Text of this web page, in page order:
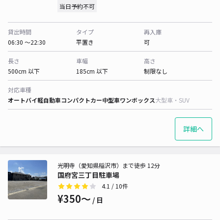
当日予約不可
貸出時間
06:30 〜22:30
タイプ
平置き
再入庫
可
長さ
500cm 以下
車幅
185cm 以下
高さ
制限なし
対応車種
オートバイ軽自動車コンパクトカー中型車ワンボックス大型車・SUV
詳細へ
国府宮三丁目駐車場
光明寺（愛知県稲沢市）まで徒歩 12分
4.1 / 10件
¥350〜 / 日